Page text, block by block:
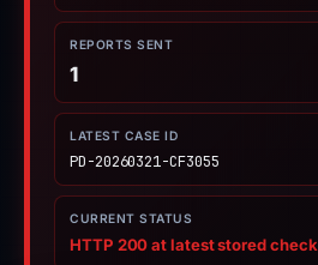
REPORTS SENT
1
LATEST CASE ID
PD-20260321-CF3055
CURRENT STATUS
HTTP 200 at latest stored check